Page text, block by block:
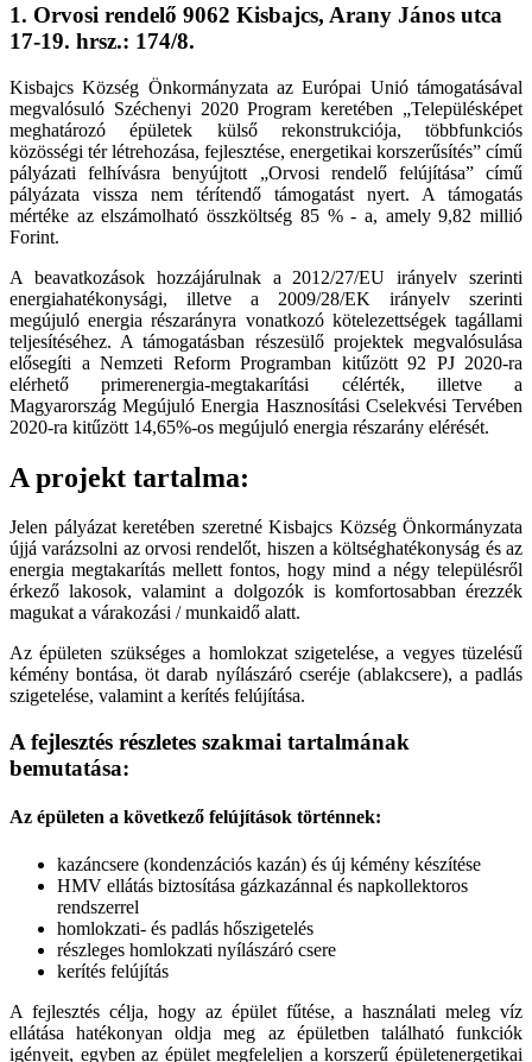
1. Orvosi rendelő 9062 Kisbajcs, Arany János utca
17-19. hrsz.: 174/8.
Kisbajcs Község Önkormányzata az Európai Unió támogatásával
megvalósuló Széchenyi 2020 Program keretében „Településképet
meghatározó épületek külső rekonstrukciója, többfunkciós
közösségi tér létrehozása, fejlesztése, energetikai korszerűsítés” című
pályázati felhívásra benyújtott „Orvosi rendelő felújítása” című
pályázata vissza nem térítendő támogatást nyert. A támogatás
mértéke az elszámolható összköltség 85 % - a, amely 9,82 millió
Forint.
A beavatkozások hozzájárulnak a 2012/27/EU irányelv szerinti
energiahatékonysági, illetve a 2009/28/EK irányelv szerinti
megújuló energia részarányra vonatkozó kötelezettségek tagállami
teljesítéséhez. A támogatásban részesülő projektek megvalósulása
elősegíti a Nemzeti Reform Programban kitűzött 92 PJ 2020-ra
elérhető primerenergia-megtakarítási célérték, illetve a
Magyarország Megújuló Energia Hasznosítási Cselekvési Tervében
2020-ra kitűzött 14,65%-os megújuló energia részarány elérését.
A projekt tartalma:
Jelen pályázat keretében szeretné Kisbajcs Község Önkormányzata
újjá varázsolni az orvosi rendelőt, hiszen a költséghatékonyság és az
energia megtakarítás mellett fontos, hogy mind a négy településről
érkező lakosok, valamint a dolgozók is komfortosabban érezzék
magukat a várakozási / munkaidő alatt.
Az épületen szükséges a homlokzat szigetelése, a vegyes tüzelésű
kémény bontása, öt darab nyílászáró cseréje (ablakcsere), a padlás
szigetelése, valamint a kerítés felújítása.
A fejlesztés részletes szakmai tartalmának
bemutatása:
Az épületen a következő felújítások történnek:
kazáncsere (kondenzációs kazán) és új kémény készítése
HMV ellátás biztosítása gázkazánnal és napkollektoros
rendszerrel
homlokzati- és padlás hőszigetelés
részleges homlokzati nyílászáró csere
kerítés felújítás
A fejlesztés célja, hogy az épület fűtése, a használati meleg víz
ellátása hatékonyan oldja meg az épületben található funkciók
igényeit, egyben az épület megfeleljen a korszerű épületenergetikai